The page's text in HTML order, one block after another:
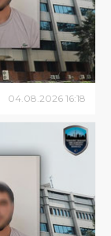
04.08.2026 16:18